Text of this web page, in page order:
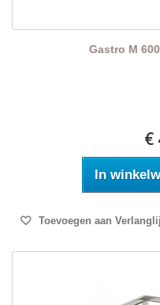
Gastro M
€
In
Toevoegen aan